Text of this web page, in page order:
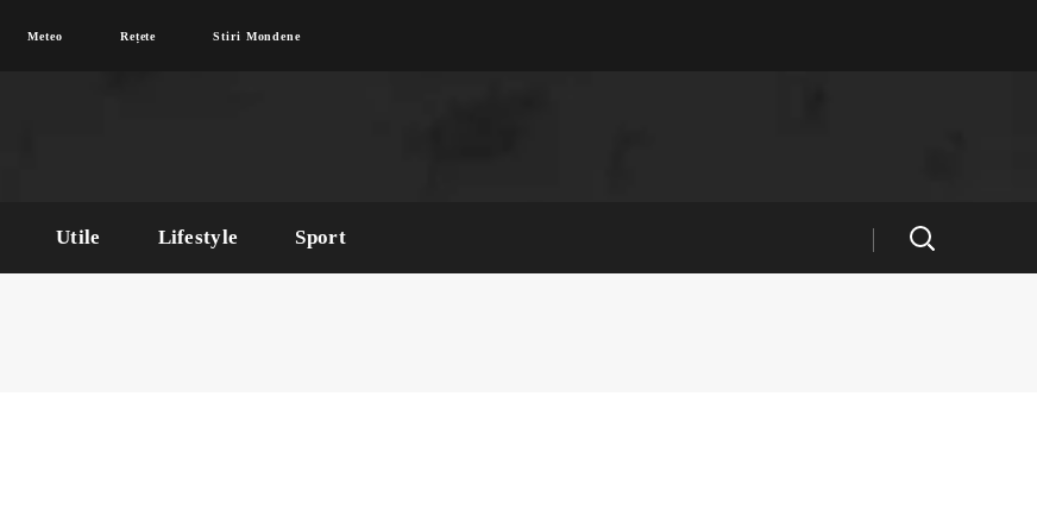
Meteo Rețete Stiri Mondene
Utile Lifestyle Sport